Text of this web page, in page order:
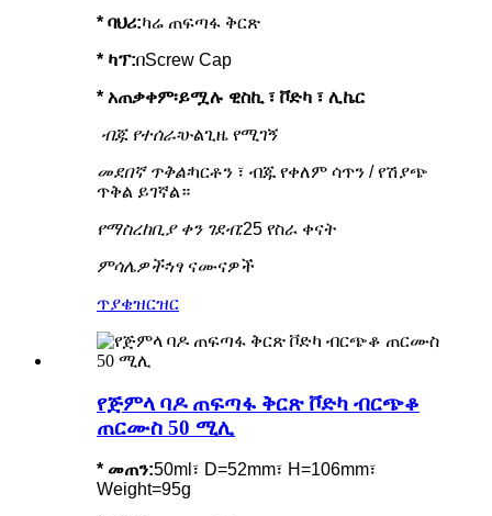
* ባህሪ:ካሬ ጠፍጣፋ ቅርጽ
* ካፕ:በScrew Cap
* አጠቃቀም፡ይሟሉ ዊስኪ ፣ ቮድካ ፣ ሊኬር
ብጁ የተሰራ፡ሁልጊዜ የሚገኝ
መደበኛ ጥቅል፡ካርቶን ፣ ብጁ የቀለም ሳጥን / የሽያጭ
ጥቅል ይገኛል።
የማስረከቢያ ቀን ገደብ:25 የስራ ቀናት
ምሳሌዎች፡ነፃ ናሙናዎች
ጥያቄዝርዝር
የጅምላ ባዶ ጠፍጣፋ ቅርጽ ቮድካ ብርጭቆ
ጠርሙስ 50 ሚሊ
* መጠን:50ml፣ D=52mm፣ H=106mm፣
Weight=95g